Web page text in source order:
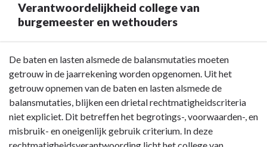
Verantwoordelijkheid college van
burgemeester en wethouders
Terug
naar
navigatie
Rechtmatigheidsverantwoording
Verantwoordelijkheid
De baten en lasten alsmede de balansmutaties moeten
getrouw in de jaarrekening worden opgenomen. Uit het
getrouw opnemen van de baten en lasten alsmede de
balansmutaties, blijken een drietal rechtmatigheidscriteria
niet expliciet. Dit betreffen het begrotings-, voorwaarden-, en
misbruik- en oneigenlijk gebruik criterium. In deze